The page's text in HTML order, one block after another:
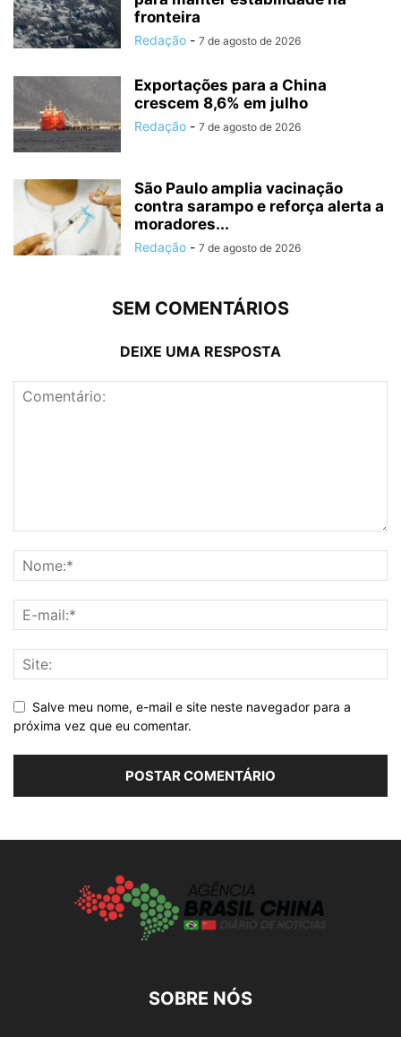
fronteira
Redação - 7 de agosto de 2026
Exportações para a China
crescem 8,6% em julho
Redação - 7 de agosto de 2026
São Paulo amplia vacinação
contra sarampo e reforça alerta a
moradores...
Redação - 7 de agosto de 2026
SEM COMENTÁRIOS
DEIXE UMA RESPOSTA
Salve meu nome, e-mail e site neste navegador para a
próxima vez que eu comentar.
SOBRE NÓS